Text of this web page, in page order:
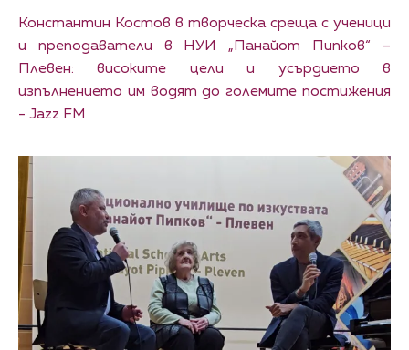
Константин Костов в творческа среща с ученици
и преподаватели в НУИ „Панайот Пипков“ –
Плевен: високите цели и усърдието в
изпълнението им водят до големите постижения
- Jazz FM